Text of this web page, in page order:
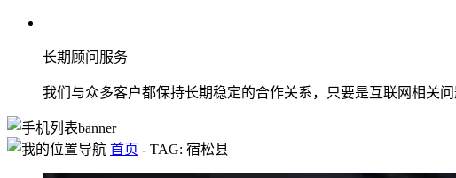
长期顾问服务
我们与众多客户都保持长期稳定的合作关系，只要是互联网相关
首页 - TAG: 宿松县